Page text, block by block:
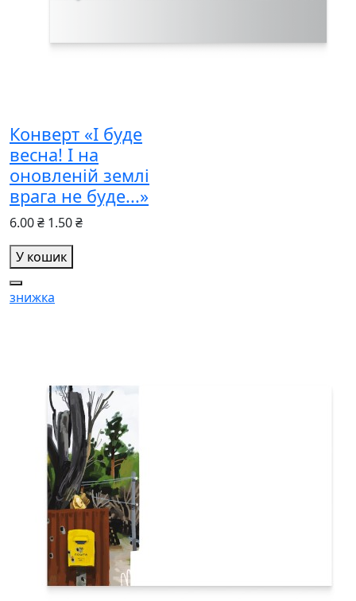
Конверт «І буде
весна! І на
оновленій землі
врага не буде...»
6.00 ₴ 1.50 ₴
У кошик
знижка